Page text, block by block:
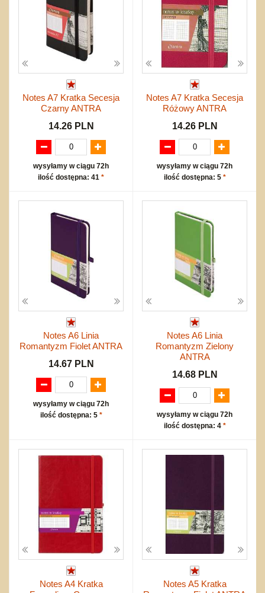
Notes A7 Kratka Secesja
Czarny ANTRA
14.26 PLN
wysyłamy w ciągu 72h
ilość dostępna: 41 *
Notes A7 Kratka Secesja
Różowy ANTRA
14.26 PLN
wysyłamy w ciągu 72h
ilość dostępna: 5 *
Notes A6 Linia
Romantyzm Fiolet ANTRA
14.67 PLN
wysyłamy w ciągu 72h
ilość dostępna: 5 *
Notes A6 Linia
Romantyzm Zielony
ANTRA
14.68 PLN
wysyłamy w ciągu 72h
ilość dostępna: 4 *
Notes A4 Kratka
Notes A5 Kratka